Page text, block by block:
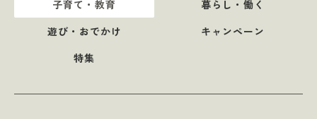
子育て・教育
暮らし・働く
遊び・おでかけ
キャンペーン
特集